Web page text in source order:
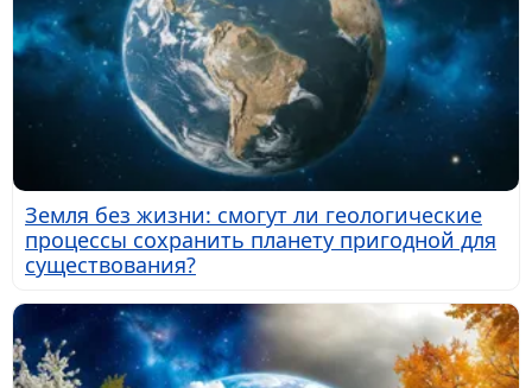
Земля без жизни: смогут ли геологические
процессы сохранить планету пригодной для
существования?